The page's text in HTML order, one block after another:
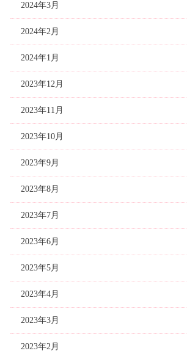
2024年3月
2024年2月
2024年1月
2023年12月
2023年11月
2023年10月
2023年9月
2023年8月
2023年7月
2023年6月
2023年5月
2023年4月
2023年3月
2023年2月